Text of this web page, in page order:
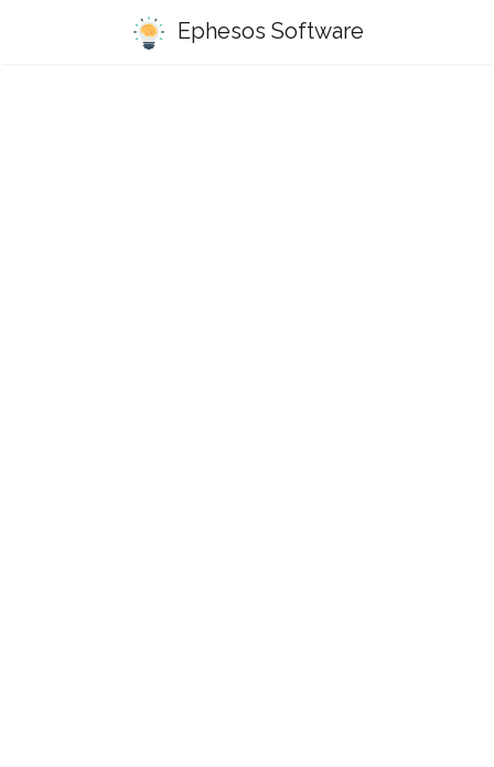
Ephesos Software